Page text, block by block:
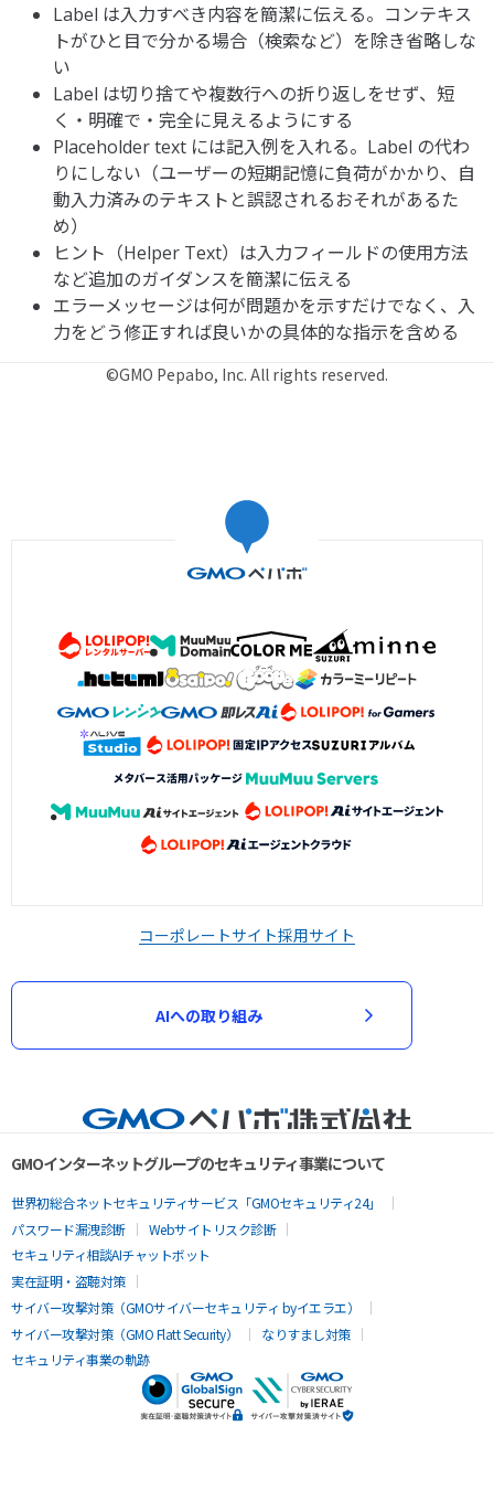
Label は入力すべき内容を簡潔に伝える。コンテキス
トがひと目で分かる場合（検索など）を除き省略しな
い
Label は切り捨てや複数行への折り返しをせず、短
く・明確で・完全に見えるようにする
Placeholder text には記入例を入れる。Label の代わ
りにしない（ユーザーの短期記憶に負荷がかかり、自
動入力済みのテキストと誤認されるおそれがあるた
め）
ヒント（Helper Text）は入力フィールドの使用方法
など追加のガイダンスを簡潔に伝える
エラーメッセージは何が問題かを示すだけでなく、入
力をどう修正すれば良いかの具体的な指示を含める
©GMO Pepabo, Inc. All rights reserved.
コーポレートサイト採用サイト
AIへの取り組み
GMOインターネットグループのセキュリティ事業について
世界初総合ネットセキュリティサービス「GMOセキュリティ24」
パスワード漏洩診断
Webサイトリスク診断
セキュリティ相談AIチャットボット
実在証明・盗聴対策
サイバー攻撃対策（GMOサイバーセキュリティ byイエラエ）
サイバー攻撃対策（GMO Flatt Security）
なりすまし対策
セキュリティ事業の軌跡